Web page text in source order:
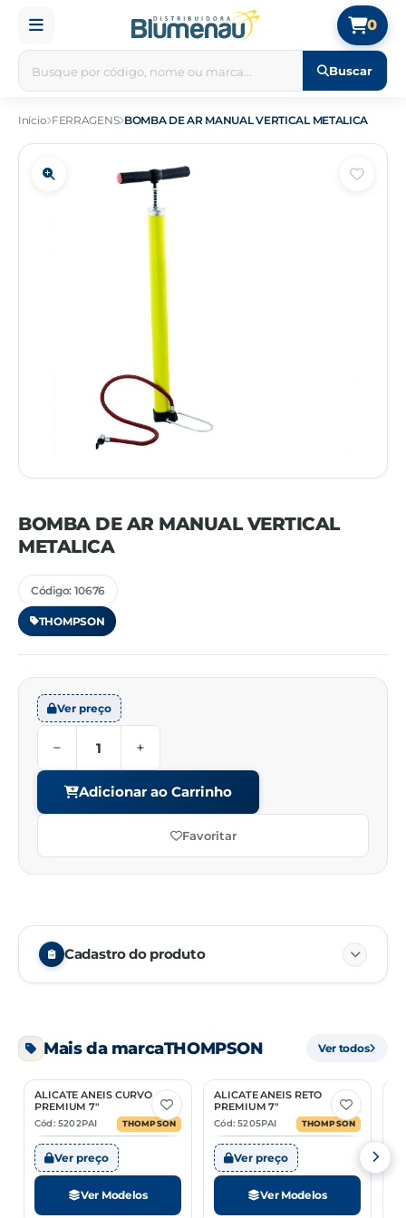
Buscar
0
Início FERRAGENS BOMBA DE AR MANUAL VERTICAL METALICA
BOMBA DE AR MANUAL VERTICAL
METALICA
Código: 10676
THOMPSON
Ver preço
− +
Adicionar ao Carrinho
Favoritar
Cadastro do produto
Unidade de venda PC
NCM 84142000
Mais da marcaTHOMPSON Ver todos
2 Opções
ALICATE ANEIS CURVO
PREMIUM 7"
Cód: 5202PAI
THOMPSON
Ver preço
Ver Modelos
2 Opções
ALICATE ANEIS RETO
PREMIUM 7"
Cód: 5205PAI
THOMPSON
Ver preço
Ver Modelos